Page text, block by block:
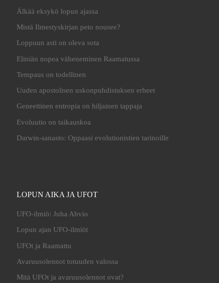
Älkää eksykö lopun ajassa
Mistä Ilmestyskirjan peto nousee?
Loppuun asti on oleva sota
Eliniän nopea väheneminen Raamatussa
Tempaus on todellinen
Uuden apostolisen uskonpuhdistuksen erheet
Geneettinen entropia on hiljainen tappaja
Evoluutio on taikauskoa
Darwin-sanasto: Oppaasi evolutionistien tarinoille
LOPUN AIKA JA UFOT
UFO-ilmiö: Juha Ahvio
Lopun ajan UFO-ilmiöt
UFOt ja Raamattu
Avaruusolennot totuuden valossa
Mitä UFOt ja avaruusolennot ovat?